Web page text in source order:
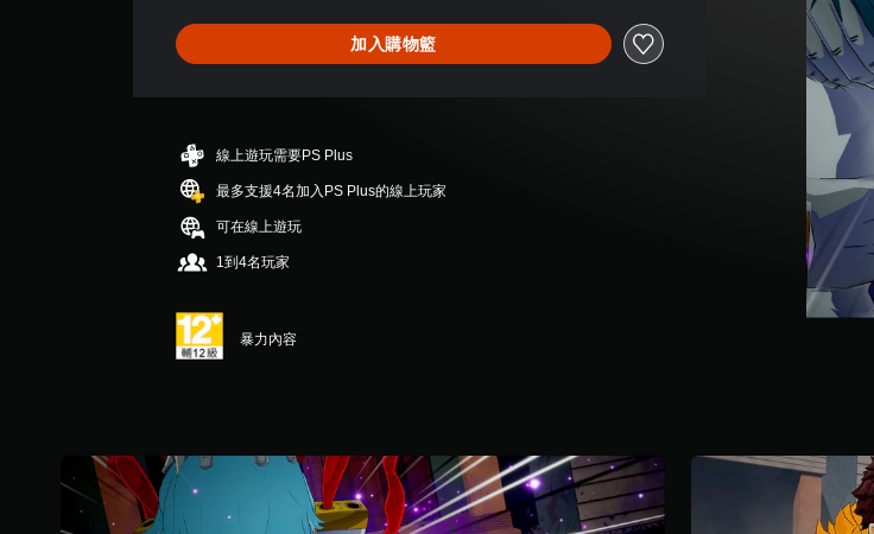
5
顆
（
分
5
顆
）
，
則
評
加入購物籃
線上遊玩需要PS Plus
最多支援4名加入PS Plus的線上玩家
可在線上遊玩
1到4名玩家
暴力內容